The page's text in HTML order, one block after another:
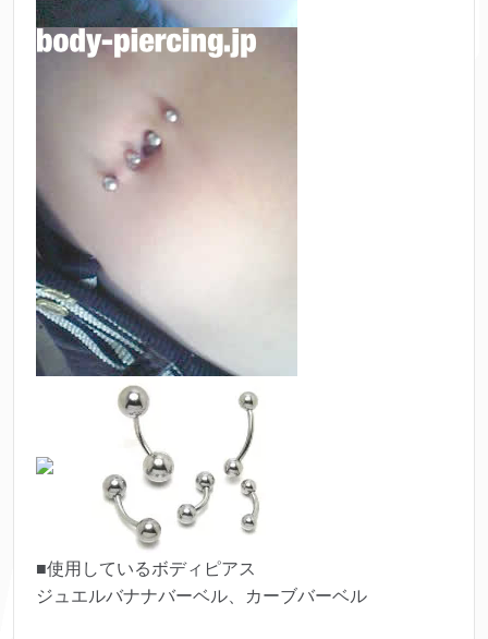
■使用しているボディピアス
ジュエルバナナバーベル、カーブバーベル